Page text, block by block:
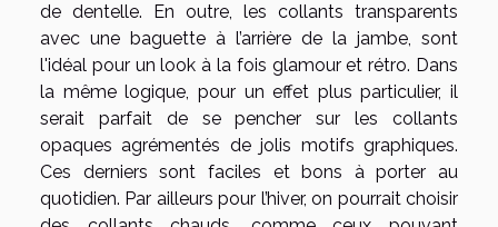
de dentelle. En outre, les collants transparents
avec une baguette à l’arrière de la jambe, sont
l'idéal pour un look à la fois glamour et rétro. Dans
la même logique, pour un effet plus particulier, il
serait parfait de se pencher sur les collants
opaques agrémentés de jolis motifs graphiques.
Ces derniers sont faciles et bons à porter au
quotidien. Par ailleurs pour l’hiver, on pourrait choisir